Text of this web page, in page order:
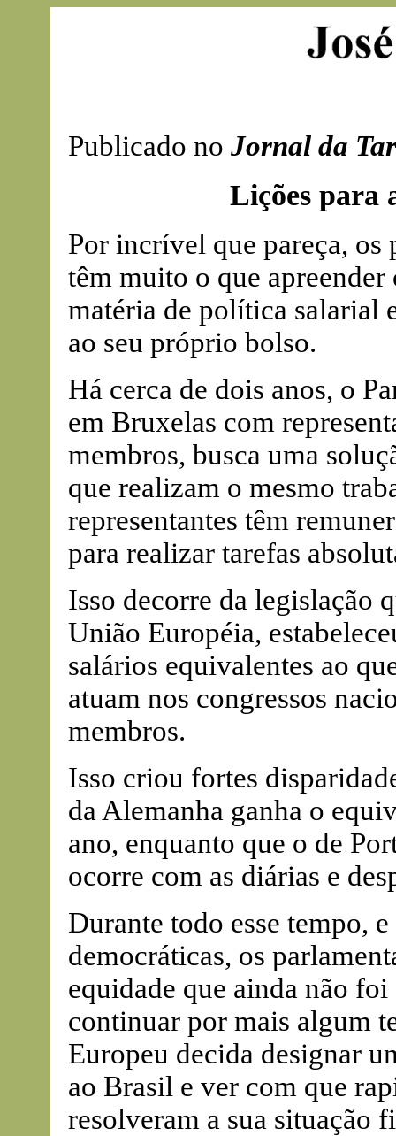
Publicado no Jornal da
Lições para
Por incrível que pareça, os
têm muito o que
matéria de política salarial
ao seu próprio bolso.
Há cerca de dois anos, o
em Bruxelas com
membros, busca uma
que realizam o mesmo
representantes têm
para realizar tarefas
Isso decorre da legislação
União Européia,
salários equivalentes ao
atuam nos congressos
membros.
Isso criou fortes
da Alemanha ganha o
ano, enquanto que o de
ocorre com as diárias e
Durante todo esse tempo,
democráticas, os
equidade que ainda não
continuar por mais algum
Europeu decida designar
ao Brasil e ver com que
resolveram a sua situação